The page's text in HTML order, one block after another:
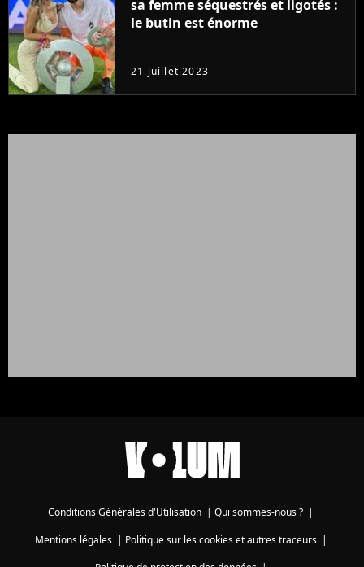
sa femme séquestrés et ligotés :
le butin est énorme
21 juillet 2023
Conditions Générales d'Utilisation | Qui sommes-nous ? |
Mentions légales| Politique sur les cookies et autres traceurs|